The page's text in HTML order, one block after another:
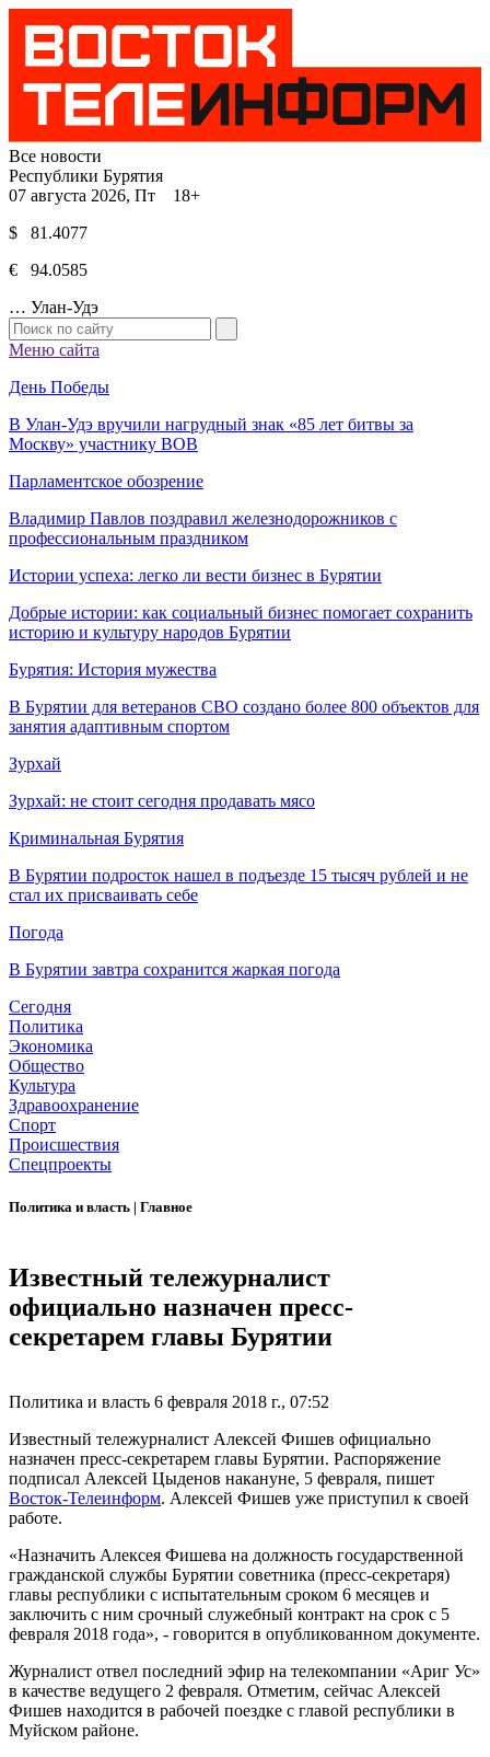
Все новости
Республики Бурятия
07 августа 2026, Пт 18+
$ 81.4077
€ 94.0585
… Улан-Удэ
Меню сайта
День Победы
В Улан-Удэ вручили нагрудный знак «85 лет битвы за
Москву» участнику ВОВ
Парламентское обозрение
Владимир Павлов поздравил железнодорожников с
профессиональным праздником
Истории успеха: легко ли вести бизнес в Бурятии
Добрые истории: как социальный бизнес помогает сохранить
историю и культуру народов Бурятии
Бурятия: История мужества
В Бурятии для ветеранов СВО создано более 800 объектов для
занятия адаптивным спортом
Зурхай
Зурхай: не стоит сегодня продавать мясо
Криминальная Бурятия
В Бурятии подросток нашел в подъезде 15 тысяч рублей и не
стал их присваивать себе
Погода
В Бурятии завтра сохранится жаркая погода
Сегодня
Политика
Экономика
Общество
Культура
Здравоохранение
Спорт
Происшествия
Спецпроекты
Политика и власть | Главное
Известный тележурналист
официально назначен пресс-
секретарем главы Бурятии
Политика и власть 6 февраля 2018 г., 07:52
Известный тележурналист Алексей Фишев официально
назначен пресс-секретарем главы Бурятии. Распоряжение
подписал Алексей Цыденов накануне, 5 февраля, пишет
Восток-Телеинформ. Алексей Фишев уже приступил к своей
работе.
«Назначить Алексея Фишева на должность государственной
гражданской службы Бурятии советника (пресс-секретаря)
главы республики с испытательным сроком 6 месяцев и
заключить с ним срочный служебный контракт на срок с 5
февраля 2018 года», - говорится в опубликованном документе.
Журналист отвел последний эфир на телекомпании «Ариг Ус»
в качестве ведущего 2 февраля. Отметим, сейчас Алексей
Фишев находится в рабочей поездке с главой республики в
Муйском районе.